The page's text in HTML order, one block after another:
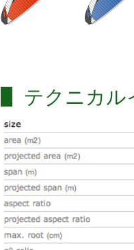
テクニカル